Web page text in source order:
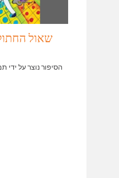
שאול
הסיפור נוצר על ידי